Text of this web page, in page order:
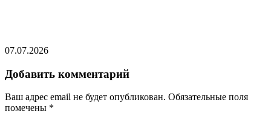
07.07.2026
Добавить комментарий
Ваш адрес email не будет опубликован. Обязательные поля
помечены *